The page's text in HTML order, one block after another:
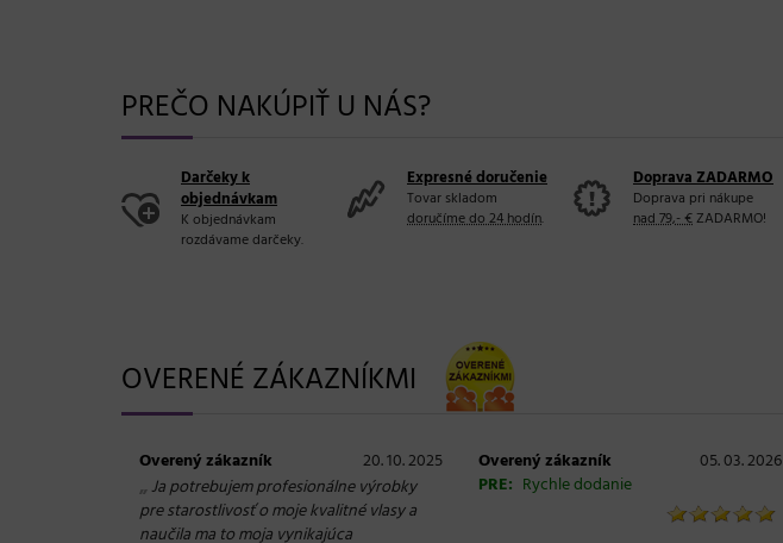
PREČO NAKÚPIŤ U NÁS?
Darčeky k
objednávkam
K objednávkam
rozdávame darčeky.
Expresné doručenie
Tovar skladom
doručíme do 24 hodín.
Doprava ZADARMO
Doprava pri nákupe
nad 79,- €ZADARMO!
OVERENÉ ZÁKAZNÍKMI
Overený zákazník 20. 10. 2025
„ Ja potrebujem profesionálne výrobky
pre starostlivosť o moje kvalitné vlasy a
naučila ma to moja vynikajúca
Overený zákazník
05. 03. 2026
PRE: Rychle dodanie